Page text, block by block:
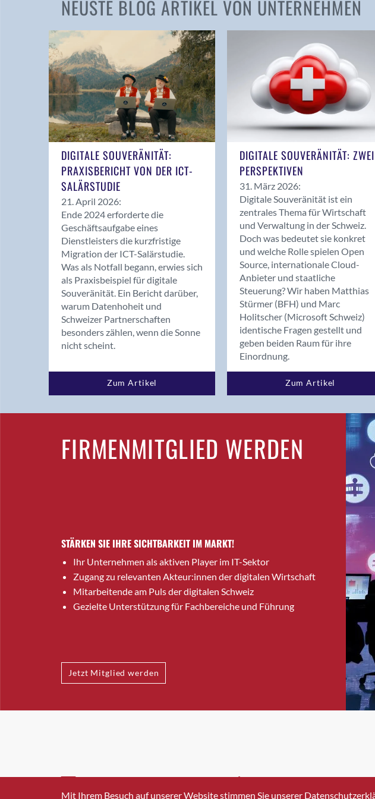
NEUSTE BLOG ARTIKEL VON UNTERNEHMEN
DIGITALE SOUVERÄNITÄT:
PRAXISBERICHT VON DER ICT-
SALÄRSTUDIE
21. April 2026:
Ende 2024 erforderte die
Geschäftsaufgabe eines
Dienstleisters die kurzfristige
Migration der ICT-Salärstudie.
Was als Notfall begann, erwies sich
als Praxisbeispiel für digitale
Souveränität. Ein Bericht darüber,
warum Datenhoheit und
Schweizer Partnerschaften
besonders zählen, wenn die Sonne
nicht scheint.
Zum Artikel
DIGITALE SOUVERÄNITÄT: ZWEI
PERSPEKTIVEN
31. März 2026:
Digitale Souveränität ist ein
zentrales Thema für Wirtschaft
und Verwaltung in der Schweiz.
Doch was bedeutet sie konkret
und welche Rolle spielen Open
Source, internationale Cloud-
Anbieter und staatliche
Steuerung? Wir haben Matthias
Stürmer (BFH) und Marc
Holitscher (Microsoft Schweiz)
identische Fragen gestellt und
geben beiden Raum für ihre
Einordnung.
Zum Artikel
FIRMENMITGLIED WERDEN
STÄRKEN SIE IHRE SICHTBARKEIT IM MARKT!
Ihr Unternehmen als aktiven Player im IT-Sektor
Zugang zu relevanten Akteur:innen der digitalen Wirtschaft
Mitarbeitende am Puls der digitalen Schweiz
Gezielte Unterstützung für Fachbereiche und Führung
Jetzt Mitglied werden
INFO@SWISSICT.CH +41 43 336 40 20
Mit Ihrem Besuch auf unserer Website stimmen Sie unserer